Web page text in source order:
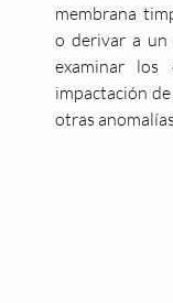
membrana
o derivar a un
examinar
impactación
otras anomalías.